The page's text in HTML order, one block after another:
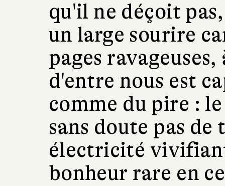
qu'il ne déçoit
un large sourire
pages
d'entre nous est
comme du pire :
sans doute pas
électricité
bonheur rare en